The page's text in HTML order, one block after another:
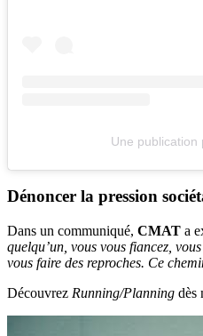
Une publication
Dénoncer la pression
Dans un communiqué, CMAT a
quelqu’un, vous vous fiancez,
vous faire des reproches. Ce
Découvrez Running/Planning dès